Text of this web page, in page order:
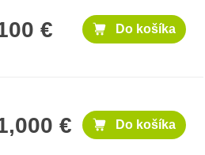
€ Do košíka
€ Do košíka